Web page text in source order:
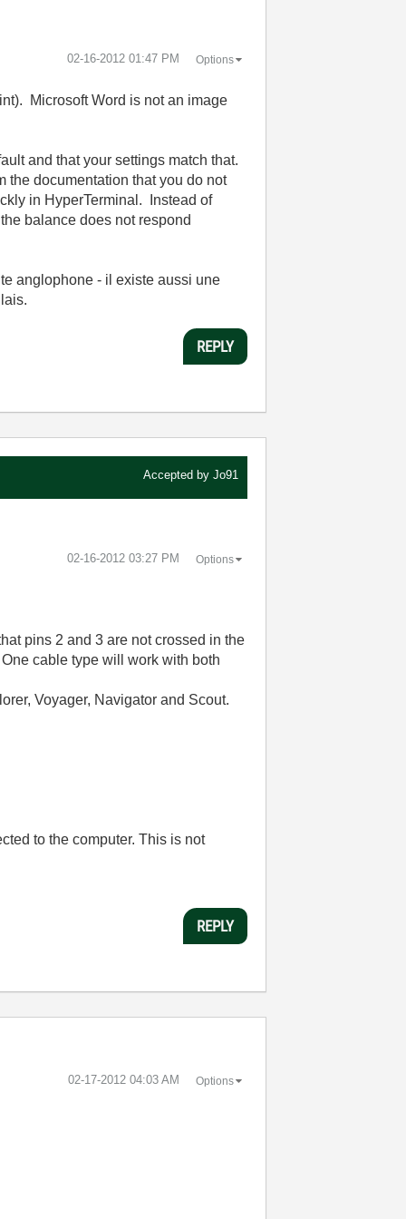
‎02-16-2012 01:47 PM Options
Microsoft Word is not an image
and that your settings match that.
the documentation that you do not
in HyperTerminal. Instead of
balance does not respond
anglophone - il existe aussi une
REPLY
Accepted by Jo91
‎02-16-2012 03:27 PM Options
pins 2 and 3 are not crossed in the
cable type will work with both
Voyager, Navigator and Scout.
to the computer. This is not
REPLY
‎02-17-2012 04:03 AM Options